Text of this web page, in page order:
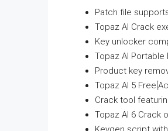
Patch file
Topaz AI Crack
Key unlocker
Topaz AI Portable
Product key
Topaz AI 5
Crack tool
Topaz AI 6 Crack